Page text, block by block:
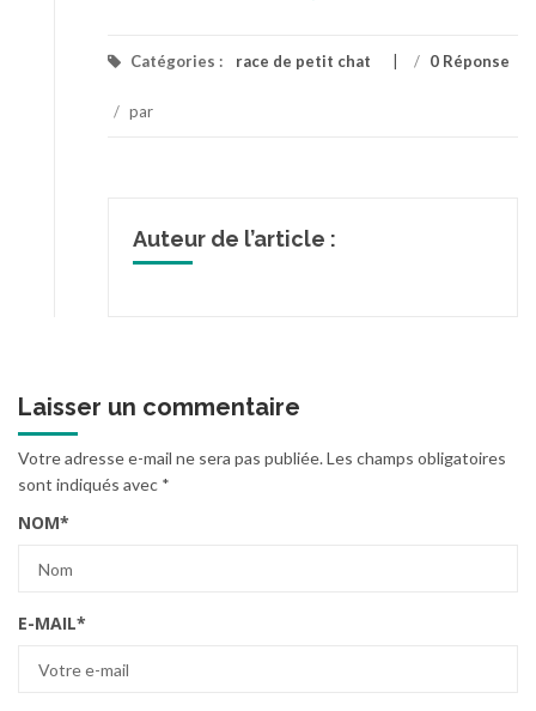
Catégories : race de petit chat / 0 Réponse
/ par
Auteur de l’article :
Laisser un commentaire
Votre adresse e-mail ne sera pas publiée.Les champs obligatoires
sont indiqués avec *
NOM*
E-MAIL*